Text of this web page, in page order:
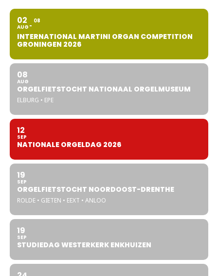
02
AUG
08
INTERNATIONAL MARTINI ORGAN COMPETITION
GRONINGEN 2026
08
AUG
ORGELFIETSTOCHT NATIONAAL ORGELMUSEUM
ELBURG • EPE
12
SEP
NATIONALE ORGELDAG 2026
19
SEP
ORGELFIETSTOCHT NOORDOOST-DRENTHE
ROLDE • GIETEN • EEXT • ANLOO
19
SEP
STUDIEDAG WESTERKERK ENKHUIZEN